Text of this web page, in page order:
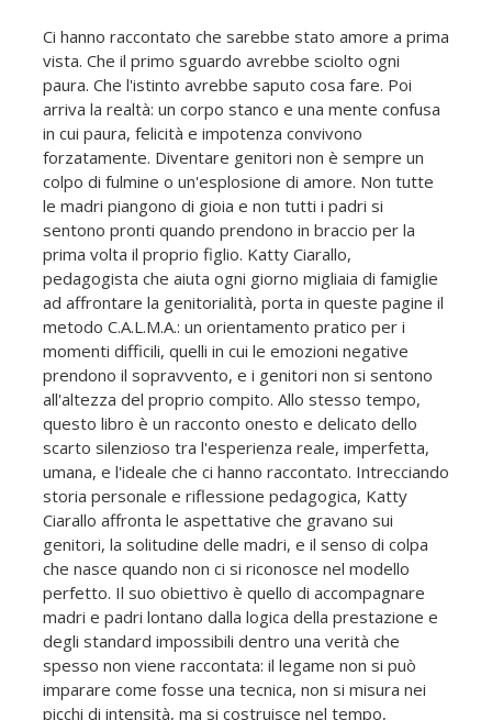
Ci hanno raccontato che sarebbe stato amore a prima
vista. Che il primo sguardo avrebbe sciolto ogni
paura. Che l'istinto avrebbe saputo cosa fare. Poi
arriva la realtà: un corpo stanco e una mente confusa
in cui paura, felicità e impotenza convivono
forzatamente. Diventare genitori non è sempre un
colpo di fulmine o un'esplosione di amore. Non tutte
le madri piangono di gioia e non tutti i padri si
sentono pronti quando prendono in braccio per la
prima volta il proprio figlio. Katty Ciarallo,
pedagogista che aiuta ogni giorno migliaia di famiglie
ad affrontare la genitorialità, porta in queste pagine il
metodo C.A.L.M.A.: un orientamento pratico per i
momenti difficili, quelli in cui le emozioni negative
prendono il sopravvento, e i genitori non si sentono
all'altezza del proprio compito. Allo stesso tempo,
questo libro è un racconto onesto e delicato dello
scarto silenzioso tra l'esperienza reale, imperfetta,
umana, e l'ideale che ci hanno raccontato. Intrecciando
storia personale e riflessione pedagogica, Katty
Ciarallo affronta le aspettative che gravano sui
genitori, la solitudine delle madri, e il senso di colpa
che nasce quando non ci si riconosce nel modello
perfetto. Il suo obiettivo è quello di accompagnare
madri e padri lontano dalla logica della prestazione e
degli standard impossibili dentro una verità che
spesso non viene raccontata: il legame non si può
imparare come fosse una tecnica, non si misura nei
picchi di intensità, ma si costruisce nel tempo,